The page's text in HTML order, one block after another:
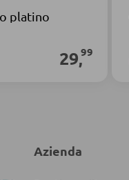
platino
29,99
Azienda